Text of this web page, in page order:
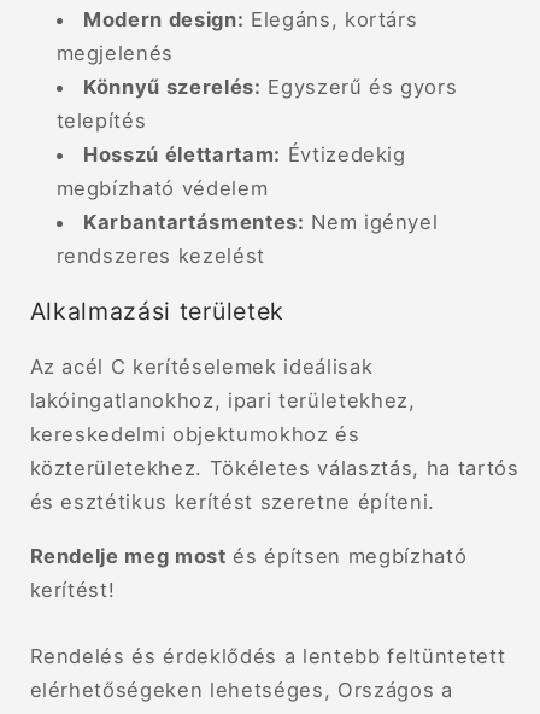
Modern design: Elegáns, kortárs
megjelenés
Könnyű szerelés: Egyszerű és gyors
telepítés
Hosszú élettartam: Évtizedekig
megbízható védelem
Karbantartásmentes: Nem igényel
rendszeres kezelést
Alkalmazási területek
Az acél C kerítéselemek ideálisak
lakóingatlanokhoz, ipari területekhez,
kereskedelmi objektumokhoz és
közterületekhez. Tökéletes választás, ha tartós
és esztétikus kerítést szeretne építeni.
Rendelje meg most és építsen megbízható
kerítést!
Rendelés és érdeklődés a lentebb feltüntetett
elérhetőségeken lehetséges, Országos a